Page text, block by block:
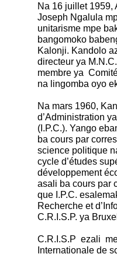
Na 16 juillet 1959,
Joseph Ngalula
unitarisme mpe
bangomoko
Kalonji. Kandolo
directeur ya
membre ya
na lingomba oyo
Na mars 1960,
d’Administration
(I.P.C.). Yango
ba cours par
science politique
cycle d’études
développement
asali ba cours par
que I.P.C.
Recherche et
C.R.I.S.P. ya
C.R.I.S.P ezali
Internationale de